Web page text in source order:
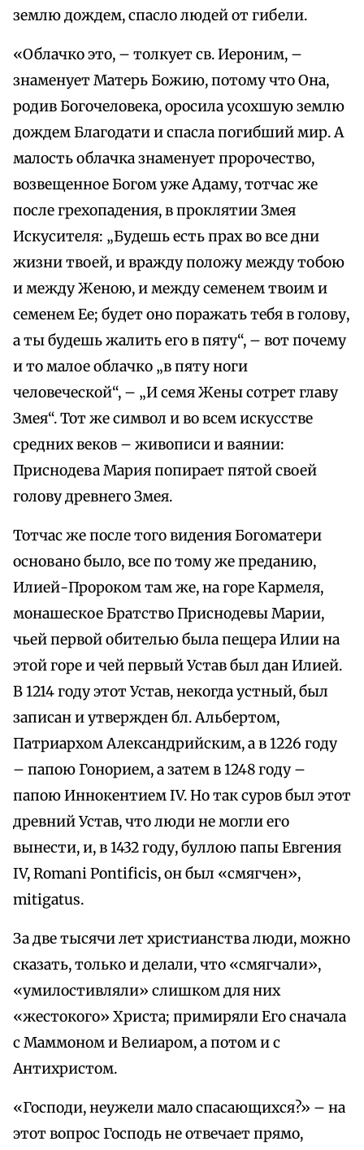
землю дождем, спасло людей от гибели.
«Облачко это, – толкует св. Иероним, –
знаменует Матерь Божию, потому что Она,
родив Богочеловека, оросила усохшую землю
дождем Благодати и спасла погибший мир. А
малость облачка знаменует пророчество,
возвещенное Богом уже Адаму, тотчас же
после грехопадения, в проклятии Змея
Искусителя: „Будешь есть прах во все дни
жизни твоей, и вражду положу между тобою
и между Женою, и между семенем твоим и
семенем Ее; будет оно поражать тебя в голову,
а ты будешь жалить его в пяту“, – вот почему
и то малое облачко „в пяту ноги
человеческой“, – „И семя Жены сотрет главу
Змея“. Тот же символ и во всем искусстве
средних веков – живописи и ваянии:
Приснодева Мария попирает пятой своей
голову древнего Змея.
Тотчас же после того видения Богоматери
основано было, все по тому же преданию,
Илией-Пророком там же, на горе Кармеля,
монашеское Братство Приснодевы Марии,
чьей первой обителью была пещера Илии на
этой горе и чей первый Устав был дан Илией.
В 1214 году этот Устав, некогда устный, был
записан и утвержден бл. Альбертом,
Патриархом Александрийским, а в 1226 году
– папою Гонорием, а затем в 1248 году –
папою Иннокентием IV. Но так суров был этот
древний Устав, что люди не могли его
вынести, и, в 1432 году, буллою папы Евгения
IV, Romani Pontificis, он был «смягчен»,
mitigatus.
За две тысячи лет христианства люди, можно
сказать, только и делали, что «смягчали»,
«умилостивляли» слишком для них
«жестокого» Христа; примиряли Его сначала
с Маммоном и Велиаром, а потом и с
Антихристом.
«Господи, неужели мало спасающихся?» – на
этот вопрос Господь не отвечает прямо,